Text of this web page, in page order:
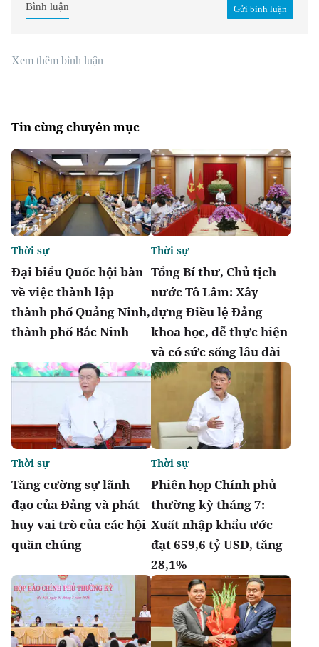
Gửi bình luận
Bình luận
Xem thêm bình luận
Tin cùng chuyên mục
Đại biểu Quốc hội bàn
về việc thành lập
thành phố Quảng Ninh,
thành phố Bắc Ninh
Thời sự
Tổng Bí thư, Chủ tịch
nước Tô Lâm: Xây
dựng Điều lệ Đảng
khoa học, dễ thực hiện
và có sức sống lâu dài
Thời sự
Tăng cường sự lãnh
đạo của Đảng và phát
huy vai trò của các hội
quần chúng
Thời sự
Phiên họp Chính phủ
thường kỳ tháng 7:
Xuất nhập khẩu ước
đạt 659,6 tỷ USD, tăng
28,1%
Thời sự